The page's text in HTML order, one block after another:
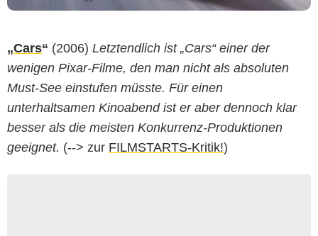
„Cars“ (2006) Letztendlich ist „Cars“ einer der
wenigen Pixar-Filme, den man nicht als absoluten
Must-See einstufen müsste. Für einen
unterhaltsamen Kinoabend ist er aber dennoch klar
besser als die meisten Konkurrenz-Produktionen
geeignet. (--> zur FILMSTARTS-Kritik!)